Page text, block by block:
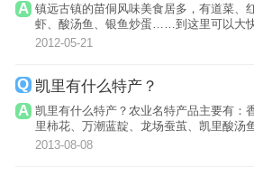
镇远古镇的苗侗风味美食居多，有道菜、
虾、酸汤鱼、银鱼炒蛋……到这里可以大
2012-05-21
凯里有什么特产？
凯里有什么特产？农业名特产品主要有：
里柿花、万潮蓝靛、龙场蚕茧、凯里酸汤
场西瓜、旁...
2013-08-08